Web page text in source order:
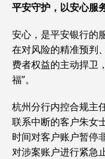
平安守护，以安心服
安心，是平安银行的
在对风险的精准预判
费者权益的主动捍卫
福”。
杭州分行内控合规主
联系中断的客户朱女
时间对客户账户暂停
对涉案账户进行紧急